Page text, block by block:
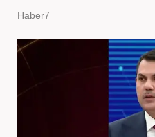
Haber7